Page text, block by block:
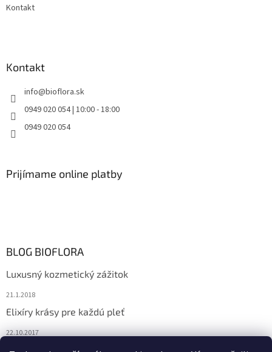
Kontakt
Kontakt
info@bioflora.sk
0949 020 054 | 10:00 - 18:00
0949 020 054
Prijímame online platby
BLOG BIOFLORA
Luxusný kozmetický zážitok
21.1.2018
Elixíry krásy pre každú pleť
22.10.2017
Spoznajte prírodnú kozmetiku Sante